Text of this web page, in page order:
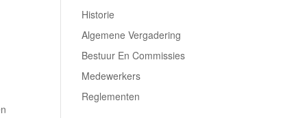
Historie
Algemene Vergadering
Bestuur En Commissies
Medewerkers
Reglementen